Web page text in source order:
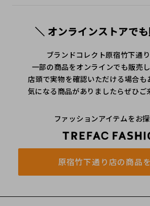
＼ オンラインストアで
ブランドコレクト原宿竹下通り
一部の商品をオンラインでも販売し
店頭で実物を確認いただける場合も
気になる商品がありましたらぜひご
ファッションアイテムをお
原宿竹下通り店の商品